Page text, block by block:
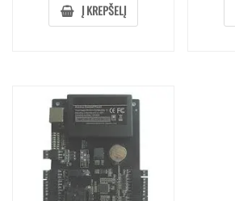
Į KREPŠELĮ